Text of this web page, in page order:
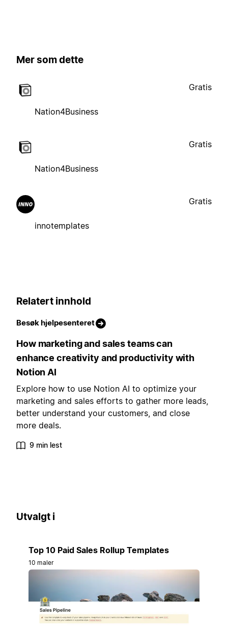
Mer som dette
Nation4Business
Gratis
Nation4Business
Gratis
innotemplates
Gratis
Relatert innhold
Besøk hjelpesenteret
How marketing and sales teams can
enhance creativity and productivity with
Notion AI
Explore how to use Notion AI to optimize your
marketing and sales efforts to gather more leads,
better understand your customers, and close
more deals.
9 min lest
Utvalgt i
Top 10 Paid Sales Rollup Templates
10 maler